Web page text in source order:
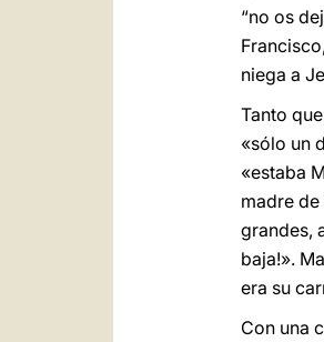
“no os
niega a
Tanto
«sólo un
«estaba
madre
grandes,
baja!».
era su
Con una